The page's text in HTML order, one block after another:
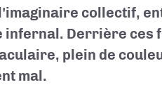
collectif,
infernal. Derrière ces
plein de
mal.